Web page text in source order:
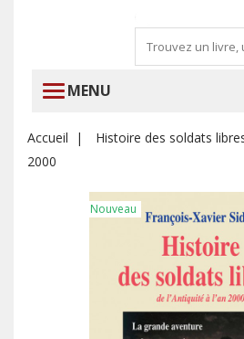
MENU
Accueil
Histoire des soldats
2000
Nouveau